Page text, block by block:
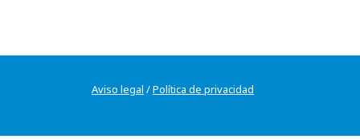
Aviso legal /Política de privacidad